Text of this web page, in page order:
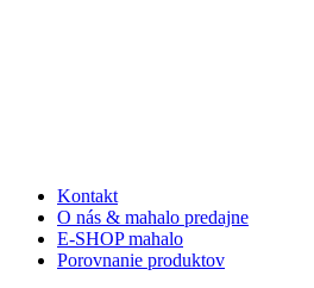
Kontakt
O nás & mahalo predajne
E-SHOP mahalo
Porovnanie produktov